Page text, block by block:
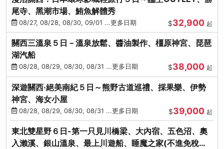
尾寺、黑潮市場、鮪魚解體秀
08/27, 08/28, 08/30, 09/01 ...更多日期 $32,900 起
關西三溫泉５日－溫泉放鬆、醬油製作、橿原神宮、琵琶
湖汽船
08/28, 08/29, 08/30, 08/31 ...更多日期 $38,000 起
深遊關西·絕美南紀５日～熊野古道巡禮、採果樂、伊勢
神宮、海女小屋
08/28, 08/29, 08/30, 08/31 ...更多日期 $39,000 起
東北雙星野６日-第一只見川橋梁、大內宿、五色沼、奧
入瀨溪、銀山溫泉、最上川遊船、睡魔之家(不進免稅店)